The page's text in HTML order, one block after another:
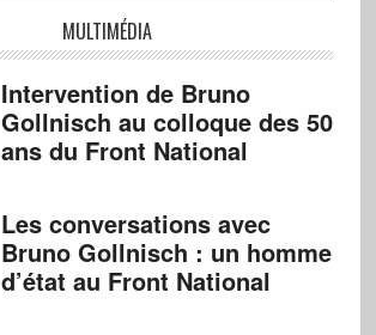
MULTIMÉDIA
Intervention de Bruno
Gollnisch au colloque des 50
ans du Front National
Les conversations avec
Bruno Gollnisch : un homme
d’état au Front National